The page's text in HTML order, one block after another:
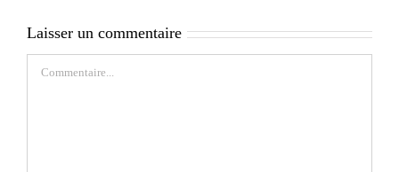
Laisser un commentaire
Commentaire